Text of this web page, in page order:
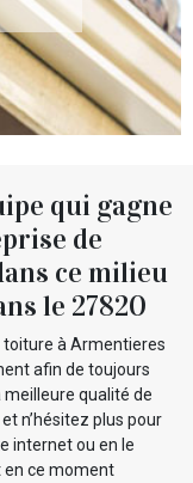
qui gagne
de
ce milieu
le 27820
toiture à Armentieres
afin de toujours
meilleure qualité de
n’hésitez plus pour
internet ou en le
en ce moment